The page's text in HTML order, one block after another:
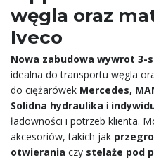
węgla oraz
Iveco
Nowa zabudowa wywrot 3-
idealna do transportu węgla
do ciężarówek Mercedes,
Solidna hydraulika i
ładowności i potrzeb klienta.
akcesoriów, takich jak
otwierania czy stelaże pod